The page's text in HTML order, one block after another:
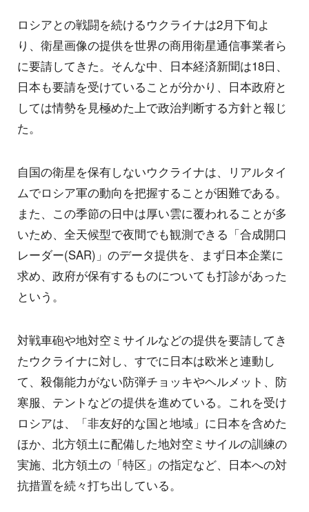
ロシアとの戦闘を続けるウクライナは2月下旬よ
り、衛星画像の提供を世界の商用衛星通信事業者ら
に要請してきた。そんな中、日本経済新聞は18日、
日本も要請を受けていることが分かり、日本政府と
しては情勢を見極めた上で政治判断する方針と報じ
た。
自国の衛星を保有しないウクライナは、リアルタイ
ムでロシア軍の動向を把握することが困難である。
また、この季節の日中は厚い雲に覆われることが多
いため、全天候型で夜間でも観測できる「合成開口
レーダー(SAR)」のデータ提供を、まず日本企業に
求め、政府が保有するものについても打診があった
という。
対戦車砲や地対空ミサイルなどの提供を要請してき
たウクライナに対し、すでに日本は欧米と連動し
て、殺傷能力がない防弾チョッキやヘルメット、防
寒服、テントなどの提供を進めている。これを受け
ロシアは、「非友好的な国と地域」に日本を含めた
ほか、北方領土に配備した地対空ミサイルの訓練の
実施、北方領土の「特区」の指定など、日本への対
抗措置を続々打ち出している。